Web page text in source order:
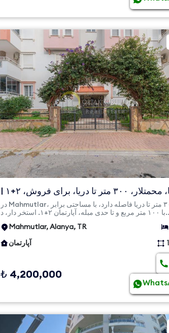
آلانیا، محمتلار، ۳۰۰ متر تا دریا، برای فروش، ۲+۱ |
آپارتمان ...
در Mahmutlar، تنها ۳۰۰ متر تا دریا فاصله دارد، با مساحتی برابر
۲+۱. استخر دار، د...
Mahmutlar, Alanya, TR
آپارتمان
₺ 4,200,000